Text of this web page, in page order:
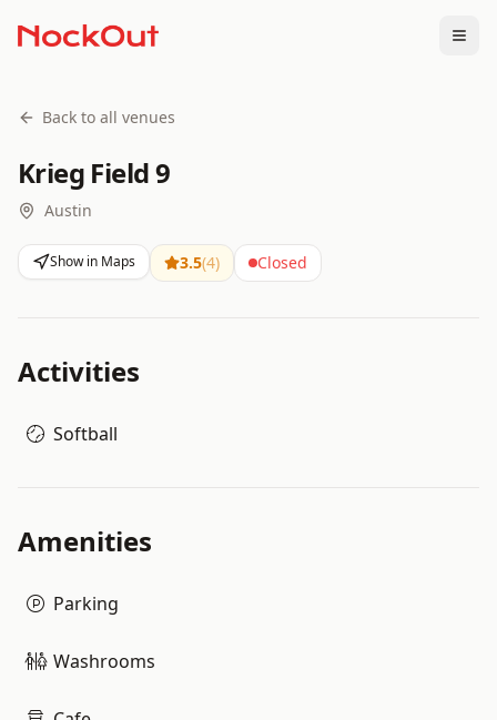
Back to all venues
Krieg Field 9
Austin
Show in Maps 3.5(4) Closed
Activities
Softball
Amenities
Parking
Washrooms